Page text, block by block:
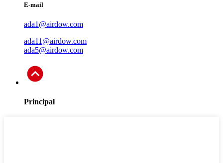
E-mail
ada1@airdow.com
ada11@airdow.com
ada5@airdow.com
Principal